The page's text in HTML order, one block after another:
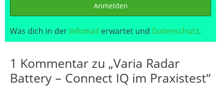
Anmelden
Was dich in der Infomail erwartet und Datenschutz.
1 Kommentar zu „Varia Radar
Battery – Connect IQ im Praxistest“